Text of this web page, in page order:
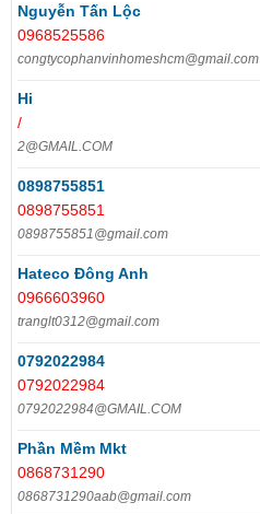
Nguyễn Tấn Lộc
0968525586
congtycophanvinhomeshcm@gmail.com
Hi
/
2@GMAIL.COM
0898755851
0898755851
0898755851@gmail.com
Hateco Đông Anh
0966603960
tranglt0312@gmail.com
0792022984
0792022984
0792022984@GMAIL.COM
Phần Mềm Mkt
0868731290
0868731290aab@gmail.com